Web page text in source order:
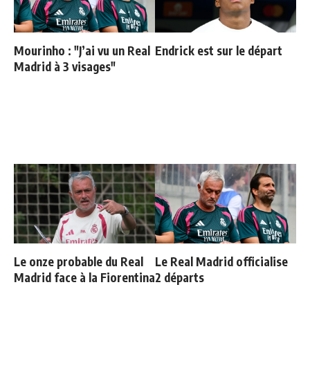
Mourinho : "J’ai vu un Real
Madrid à 3 visages"
Endrick est sur le départ
Le onze probable du Real
Madrid face à la Fiorentina
Le Real Madrid officialise
2 départs